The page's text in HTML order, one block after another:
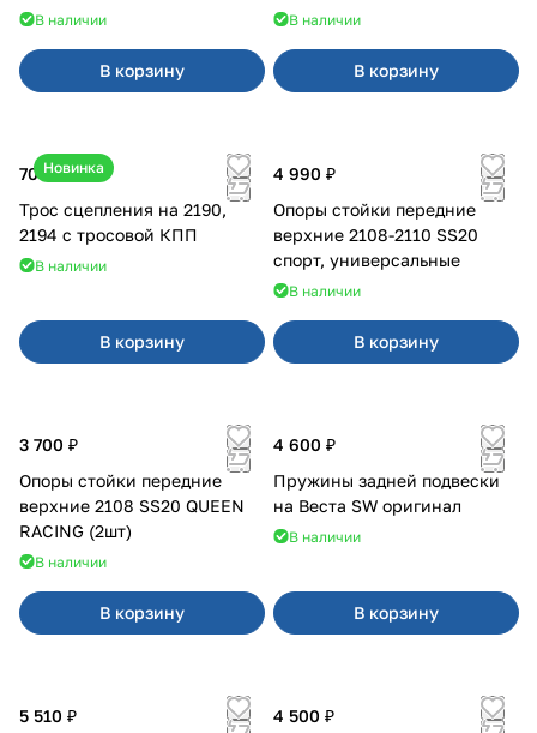
2110В наличии
В корзину
карбюратор
В наличии
В корзину
Новинка
700 ₽
Трос сцепления на 2190,
2194 с тросовой КПП
В наличии
В корзину
4 990 ₽
Опоры стойки передние
верхние 2108-2110 SS20
спорт, универсальные
В наличии
В корзину
3 700 ₽
Опоры стойки передние
верхние 2108 SS20 QUEEN
RACING (2шт)
В наличии
В корзину
4 600 ₽
Пружины задней подвески
на Веста SW оригинал
В наличии
В корзину
5 510 ₽
4 500 ₽